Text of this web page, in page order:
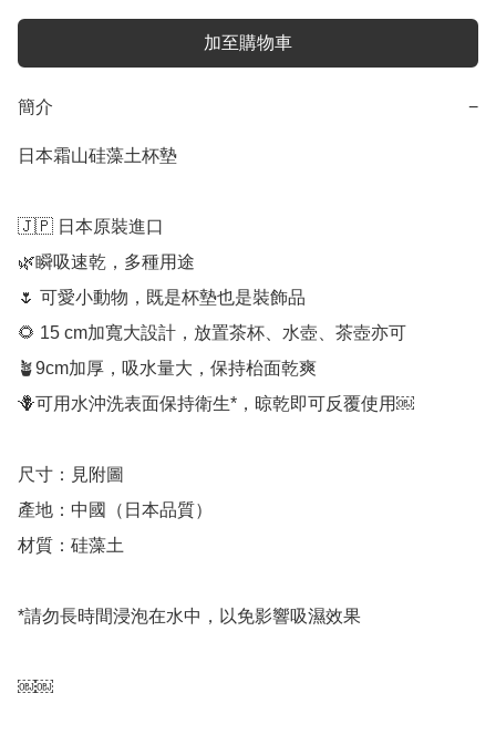
加至購物車
簡介 −
日本霜山硅藻土杯墊
🇯🇵 日本原裝進口
🌿瞬吸速乾，多種用途
🌷 可愛小動物，既是杯墊也是裝飾品
🌻 15 cm加寬大設計，放置茶杯、水壺、茶壺亦可
🪴9cm加厚，吸水量大，保持枱面乾爽
🪻可用水沖洗表面保持衛生*，晾乾即可反覆使用￼
尺寸：見附圖
產地：中國（日本品質）
材質：硅藻土
*請勿長時間浸泡在水中，以免影響吸濕效果
￼￼